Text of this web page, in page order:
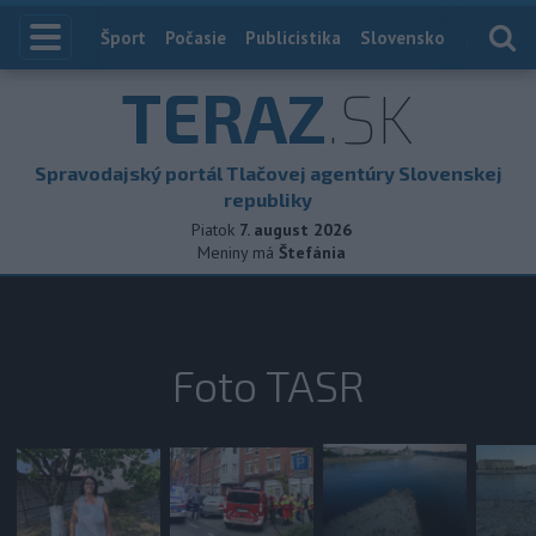
Index
Šport Počasie Publicistika Slovensko
TERAZ.SK
Spravodajský portál Tlačovej agentúry Slovenskej
republiky
Piatok 7. august 2026
Meniny má Štefánia
Foto TASR